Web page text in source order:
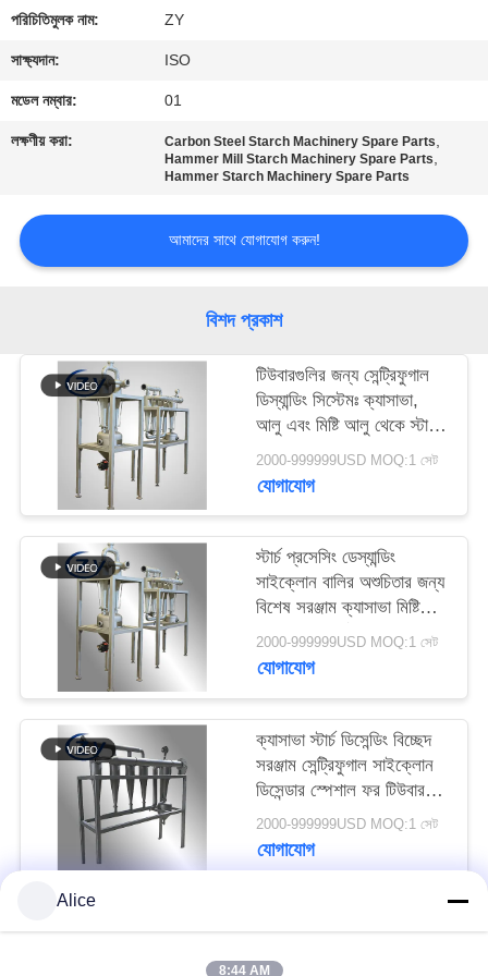
নিয়ন্ত্রণ
যোগাযোগ
উদ্ধৃতির
সাইট
PRIVACY
POLICY
পরিচিতিমুলক নাম: ZY
সাক্ষ্যদান: ISO
মডেল নম্বার: 01
লক্ষণীয় করা: Carbon Steel Starch Machinery Spare Parts,
Hammer Mill Starch Machinery Spare Parts,
Hammer Starch Machinery Spare Parts
আমাদের সাথে যোগাযোগ করুন!
বিশদ প্রকাশ
টিউবারগুলির জন্য সেন্ট্রিফুগাল
ডিস্যান্ডিং সিস্টেমঃ ক্যাসাভা,
আলু এবং মিষ্টি আলু থেকে স্টার্চ
স্লারি বিশুদ্ধকরণের জন্য একটি
নিবেদিত সমাধান
2000-999999USD MOQ:1 সেট
যোগাযোগ
স্টার্চ প্রসেসিং ডেস্যান্ডিং
সাইক্লোন বালির অশুচিতার জন্য
বিশেষ সরঞ্জাম ক্যাসাভা মিষ্টি
আলু বাদাম স্টার্চ স্লারি অপসারণ
2000-999999USD MOQ:1 সেট
যোগাযোগ
ক্যাসাভা স্টার্চ ডিসেন্ডিং বিচ্ছেদ
সরঞ্জাম সেন্ট্রিফুগাল সাইক্লোন
ডিসেন্ডার স্পেশাল ফর টিউবার
স্টার্চ স্লারি বিশুদ্ধকরণ
2000-999999USD MOQ:1 সেট
যোগাযোগ
Alice
8:44 AM